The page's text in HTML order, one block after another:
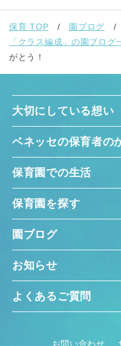
保育 TOP 園ブログ
「クラス編成」の園ブログ
がとう！
大切にしている想い
ベネッセの保育者の
保育園での生活
保育園を探す
園ブログ
お知らせ
よくあるご質問
お問い合わせ